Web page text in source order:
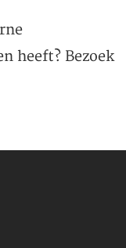
heeft? Bezoek